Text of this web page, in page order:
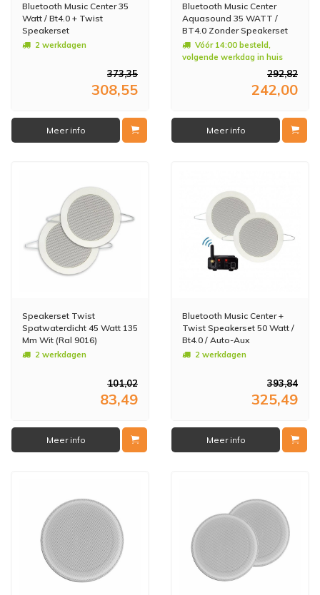
Bluetooth Music Center 35
Watt / Bt4.0 + Twist
Speakerset
2 werkdagen
373,35
308,55
Meer info
Bluetooth Music Center
Aquasound 35 WATT /
BT4.0 Zonder Speakerset
Vóór 14:00 besteld,
volgende werkdag in huis
292,82
242,00
Meer info
Speakerset Twist
Spatwaterdicht 45 Watt 135
Mm Wit (Ral 9016)
2 werkdagen
101,02
83,49
Meer info
Bluetooth Music Center +
Twist Speakerset 50 Watt /
Bt4.0 / Auto-Aux
2 werkdagen
393,84
325,49
Meer info